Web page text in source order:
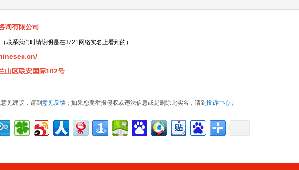
询有限公司
联系我们时请说明是在3721网络实名上看到的）
山区联安国际102号
见建议，请到 意见反馈 ；如果您要举报侵权或违法信息或是删除此实名，请到 投诉中心 ；